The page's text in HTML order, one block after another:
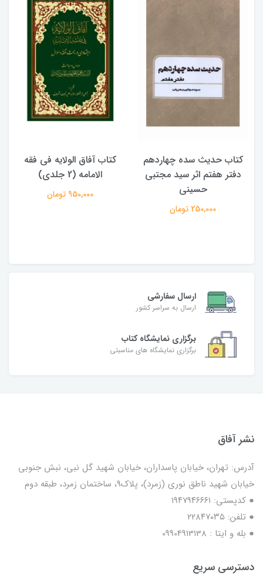
کتاب حدیث سده چهاردهم
دفتر هفتم اثر سید مجتبی
حسینی
250,000 تومان
کتاب آفاق الولایه فی فقه
الامامه (2 جلدی)
950,000 تومان
ارسال سفارشی
ارسال به سراسر کشور
برگزاری نمایشگاه کتاب
برگزاری نمایشگاه های مناسبتی
نشر آفاق
آدرس: تهران، خیابان پاسداران، خیابان شهید گل نبی، نبش جنوبی
خیابان شهید ناطق نوری (زمرد)، پلاک9، ساختمان زمرد، طبقه دوم
● کدپستی: ۱۹۴۷۹۴۶۶۶۱
● تلفن: ٢٢٨۴٧۰۳۵
● بله و ایتا : 09904913138
دسترسی سریع